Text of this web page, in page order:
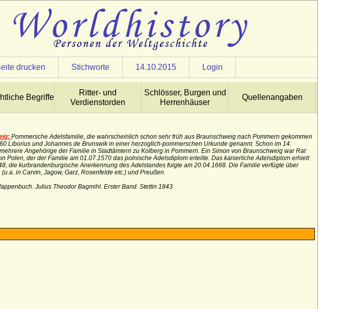
drucken Stichworte 14.10.2015 Login
Begriffe
Ritter- und
Verdienstorden
Schlösser, Burgen und
Herrenhäuser
Quellenangaben
Pommersche Adelsfamilie, die wahrscheinlich schon sehr früh aus Braunschweig nach Pommern gekommen
Liborius und Johannes de Brunswik in einer herzoglich-pommerschen Urkunde genannt. Schon im 14.
Angehörige der Familie in Stadtämtern zu Kolberg in Pommern. Ein Simon von Braunschweig war Rat
Polen, der der Familie am 01.07.1570 das polnische Adelsdiplom erteilte. Das kaiserliche Adelsdiplom erhielt
die kurbrandenburgische Anerkennung des Adelstandes folgte am 20.04.1668. Die Familie verfügte über
in Carvin, Jagow, Garz, Rosenfelde etc.) und Preußen.
Julius Theodor Bagmihl. Erster Band. Stettin 1843